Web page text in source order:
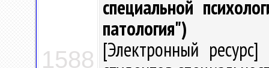
1588
специальной
патология")
[Электронный